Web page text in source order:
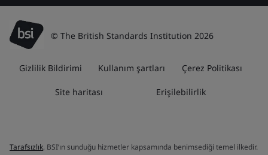
© The British Standards Institution 2026
Gizlilik Bildirimi Kullanım şartları Çerez Politikası
Site haritası Erişilebilirlik
Tarafsızlık, BSI’ın sunduğu hizmetler kapsamında benimsediği temel ilkedir.